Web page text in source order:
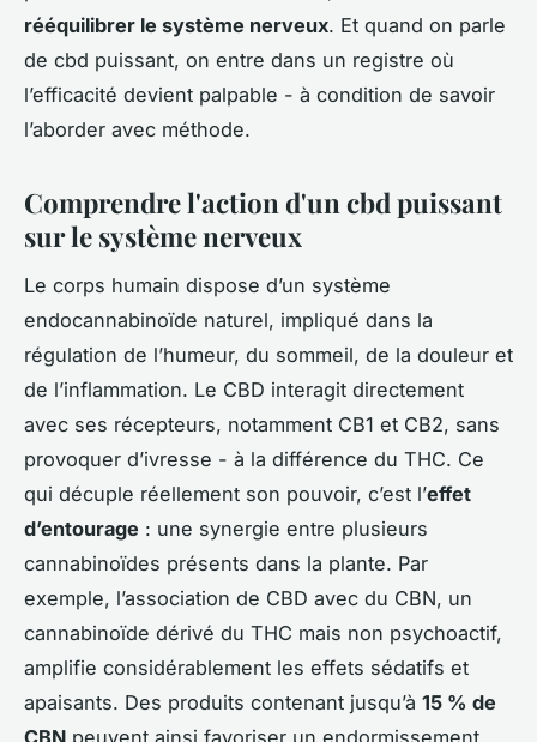
rééquilibrer le système nerveux. Et quand on parle
de cbd puissant, on entre dans un registre où
l’efficacité devient palpable - à condition de savoir
l’aborder avec méthode.
Comprendre l'action d'un cbd puissant
sur le système nerveux
Le corps humain dispose d’un système
endocannabinoïde naturel, impliqué dans la
régulation de l’humeur, du sommeil, de la douleur et
de l’inflammation. Le CBD interagit directement
avec ses récepteurs, notamment CB1 et CB2, sans
provoquer d’ivresse - à la différence du THC. Ce
qui décuple réellement son pouvoir, c’est l’effet
d’entourage : une synergie entre plusieurs
cannabinoïdes présents dans la plante. Par
exemple, l’association de CBD avec du CBN, un
cannabinoïde dérivé du THC mais non psychoactif,
amplifie considérablement les effets sédatifs et
apaisants. Des produits contenant jusqu’à 15 % de